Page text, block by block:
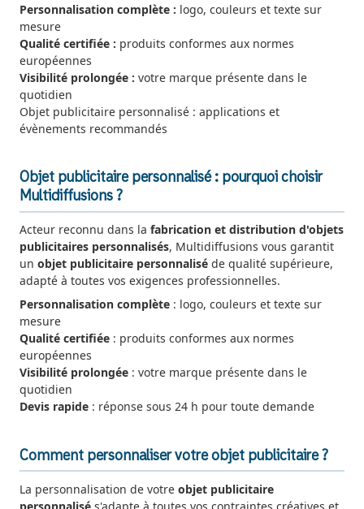
Personnalisation complète : logo, couleurs et texte sur
mesure
Qualité certifiée : produits conformes aux normes
européennes
Visibilité prolongée : votre marque présente dans le
quotidien
Objet publicitaire personnalisé : applications et
évènements recommandés
Objet publicitaire personnalisé : pourquoi choisir
Multidiffusions ?
Acteur reconnu dans la fabrication et distribution d'objets
publicitaires personnalisés, Multidiffusions vous garantit
un objet publicitaire personnalisé de qualité supérieure,
adapté à toutes vos exigences professionnelles.
Personnalisation complète : logo, couleurs et texte sur
mesure
Qualité certifiée : produits conformes aux normes
européennes
Visibilité prolongée : votre marque présente dans le
quotidien
Devis rapide : réponse sous 24 h pour toute demande
Comment personnaliser votre objet publicitaire ?
La personnalisation de votre objet publicitaire